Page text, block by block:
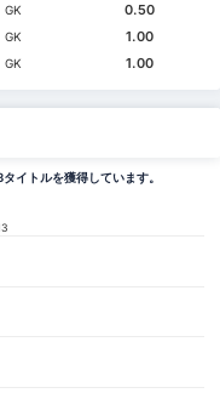
GK
0.50
GK
1.00
GK 1.00
イトルを獲得しています。